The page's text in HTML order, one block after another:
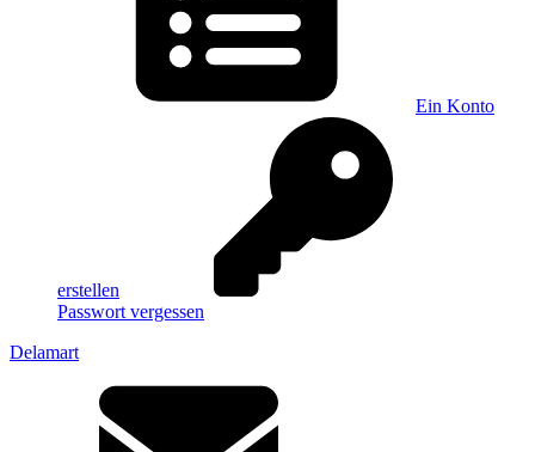
Ein Konto
erstellen
Passwort vergessen
Delamart